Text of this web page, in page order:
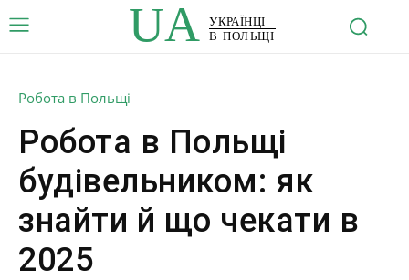
UA
УКРАЇНЦІ
В ПОЛЬЩІ
Робота в Польщі
Робота в Польщі
будівельником: як
знайти й що чекати в
2025